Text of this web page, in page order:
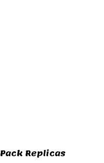
Pack Replicas